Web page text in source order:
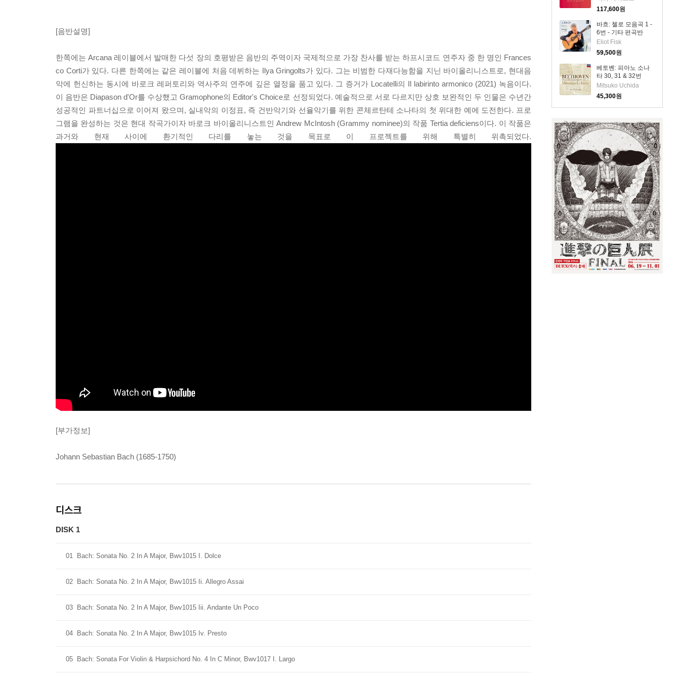
Competition: Cello
2026) (4CD) - 여러
아티스트
117,600원
바흐: 첼로 모음곡 1 -
6번 - 기타 편곡반
(Bach: Cello Suite
Nos.1 - 6) (2CD) -
Eliot Fisk
Eliot Fisk
59,500원
베토벤: 피아노 소나
타 30, 31 & 32번
(Beethoven: Piano
Sonatas Nos.30, 31
& 32)(CD) - Mitsuko
Uchida
Mitsuko Uchida
45,300원
[음반설명]
한쪽에는 Arcana 레이블에서 발매한 다섯 장의 호평받은 음반의 주역이자 국제적으로 가장 찬사를 받는 하프시코드 연주자 중 한 명인 Frances
co Corti가 있다. 다른 한쪽에는 같은 레이블에 처음 데뷔하는 Ilya Gringolts가 있다. 그는 비범한 다재다능함을 지닌 바이올리니스트로, 현대음
악에 헌신하는 동시에 바로크 레퍼토리와 역사주의 연주에 깊은 열정을 품고 있다. 그 증거가 Locatelli의 Il labirinto armonico (2021) 녹음이다.
이 음반은 Diapason d'Or를 수상했고 Gramophone의 Editor's Choice로 선정되었다. 예술적으로 서로 다르지만 상호 보완적인 두 인물은 수년간
성공적인 파트너십으로 이어져 왔으며, 실내악의 이정표, 즉 건반악기와 선율악기를 위한 콘체르탄테 소나타의 첫 위대한 예에 도전한다. 프로
그램을 완성하는 것은 현대 작곡가이자 바로크 바이올리니스트인 Andrew McIntosh (Grammy nominee)의 작품 Tertia deficiens이다. 이 작품은
과거와 현재 사이에 환기적인 다리를 놓는 것을 목표로 이 프로젝트를 위해 특별히 위촉되었다.
[부가정보]
Johann Sebastian Bach (1685-1750)
디스크
DISK 1
01 Bach: Sonata No. 2 In A Major, Bwv1015 I. Dolce
02 Bach: Sonata No. 2 In A Major, Bwv1015 Ii. Allegro Assai
03 Bach: Sonata No. 2 In A Major, Bwv1015 Iii. Andante Un Poco
04 Bach: Sonata No. 2 In A Major, Bwv1015 Iv. Presto
05 Bach: Sonata For Violin & Harpsichord No. 4 In C Minor, Bwv1017 I. Largo